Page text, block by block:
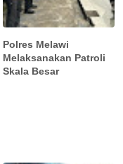
Polres Melawi
Melaksanakan Patroli
Skala Besar